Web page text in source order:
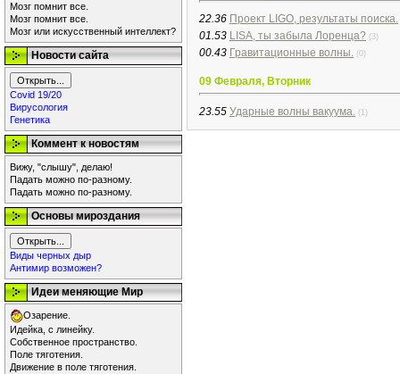
Мозг помнит все.
Мозг помнит все.
Мозг или искусственный интеллект?
Новости сайта
Covid 19/20
Вирусология
Генетика
Коммент к новостям
Вижу, "слышу", делаю!
Падать можно по-разному.
Падать можно по-разному.
Основы мироздания
Виды черных дыр
Антимир возможен?
Идеи меняющие Мир
Озарение.
Идейка, с линейку.
Собственное пространство.
Поле тяготения.
Движение в поле тяготения.
22.36 Проект LIGO, результаты поиска.
01.53 LISA, ты забыла Лоренца? (3)
00.43 Гравитационные волны. (0)
09 Февраля, Вторник
23.55 Ударные волны вакуума. (1)